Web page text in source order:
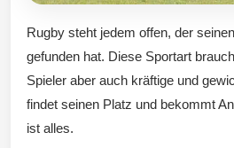
Rugby steht jedem offen, der
gefunden hat. Diese Sportart
Spieler aber auch kräftige und
findet seinen Platz und bekommt
ist alles.